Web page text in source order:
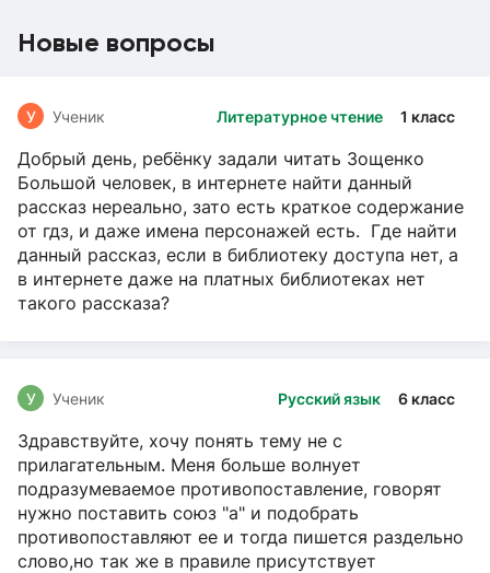
Новые вопросы
Литературное чтение 1 класс
У Ученик
Добрый день, ребёнку задали читать Зощенко
Большой человек, в интернете найти данный
рассказ нереально, зато есть краткое содержание
от гдз, и даже имена персонажей есть. Где найти
данный рассказ, если в библиотеку доступа нет, а
в интернете даже на платных библиотеках нет
такого рассказа?
Русский язык 6 класс
У Ученик
Здравствуйте, хочу понять тему не с
прилагательным. Меня больше волнует
подразумеваемое противопоставление, говорят
нужно поставить союз "а" и подобрать
противопоставляют ее и тогда пишется раздельно
слово,но так же в правиле присутствует